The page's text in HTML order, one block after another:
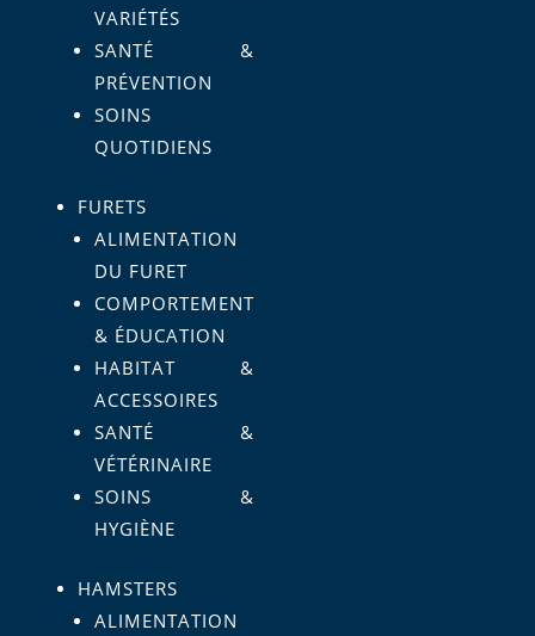
VARIÉTÉS
SANTÉ &
PRÉVENTION
SOINS
QUOTIDIENS
FURETS
ALIMENTATION
DU FURET
COMPORTEMENT
& ÉDUCATION
HABITAT &
ACCESSOIRES
SANTÉ &
VÉTÉRINAIRE
SOINS &
HYGIÈNE
HAMSTERS
ALIMENTATION